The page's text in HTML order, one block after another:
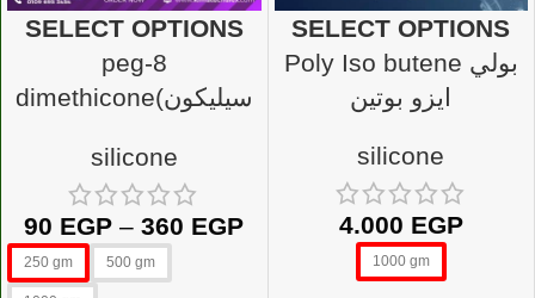
SELECT OPTIONS
peg-8
dimethicone(سيليكون
silicone
90 EGP – 360 EGP
250 gm 500 gm
SELECT OPTIONS
Poly Iso butene بولي
ايزو بوتين
silicone
4.000 EGP
1000 gm